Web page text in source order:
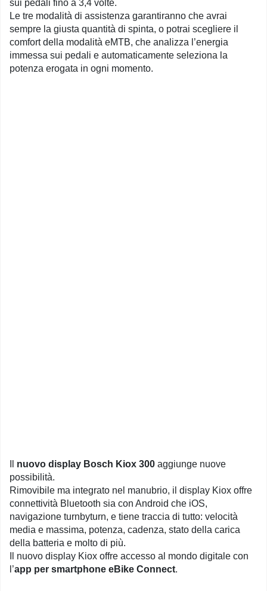
sui pedali fino a 3,4 volte.
Le tre modalità di assistenza garantiranno che avrai
sempre la giusta quantità di spinta, o potrai scegliere il
comfort della modalità eMTB, che analizza l’energia
immessa sui pedali e automaticamente seleziona la
potenza erogata in ogni momento.
nuovo display Bosch Kiox 300 aggiunge nuove
possibilità.
Rimovibile ma integrato nel manubrio, il display Kiox offre
connettività Bluetooth sia con Android che iOS,
navigazione turnbyturn, e tiene traccia di tutto: velocità
media e massima, potenza, cadenza, stato della carica
della batteria e molto di più.
Il nuovo display Kiox offre accesso al mondo digitale con
l’app per smartphone eBike Connect.